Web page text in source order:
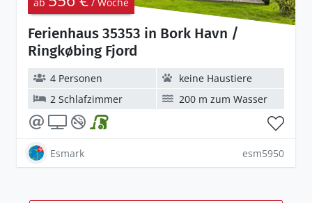
Ferienhaus 35353 in Bork Havn /
Ringkøbing Fjord
4 Personen
keine Haustiere
2 Schlafzimmer
200 m zum Wasser
Esmark esm5950